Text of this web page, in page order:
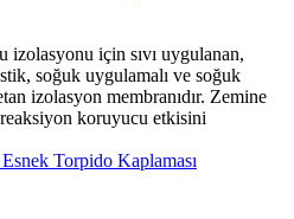
için sıvı uygulanan,
soğuk uygulamalı ve soğuk
izolasyon membranıdır. Zemine
koruyucu etkisini